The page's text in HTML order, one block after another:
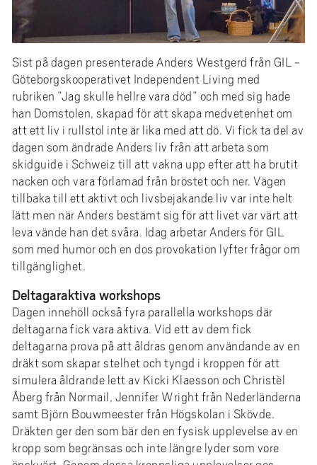
Sist på dagen presenterade Anders Westgerd från GIL -
Göteborgskooperativet Independent Living med
rubriken ”Jag skulle hellre vara död” och med sig hade
han Domstolen, skapad för att skapa medvetenhet om
att ett liv i rullstol inte är lika med att dö. Vi fick ta del av
dagen som ändrade Anders liv från att arbeta som
skidguide i Schweiz till att vakna upp efter att ha brutit
nacken och vara förlamad från bröstet och ner. Vägen
tillbaka till ett aktivt och livsbejakande liv var inte helt
lätt men när Anders bestämt sig för att livet var värt att
leva vände han det svåra. Idag arbetar Anders för GIL
som med humor och en dos provokation lyfter frågor om
tillgänglighet.
Deltagaraktiva workshops
Dagen innehöll också fyra parallella workshops där
deltagarna fick vara aktiva. Vid ett av dem fick
deltagarna prova på att åldras genom användande av en
dräkt som skapar stelhet och tyngd i kroppen för att
simulera åldrande lett av Kicki Klaesson och Christèl
Åberg från Normail, Jennifer Wright från Nederländerna
samt Björn Bouwmeester från Högskolan i Skövde.
Dräkten ger den som bär den en fysisk upplevelse av en
kropp som begränsas och inte längre lyder som vore